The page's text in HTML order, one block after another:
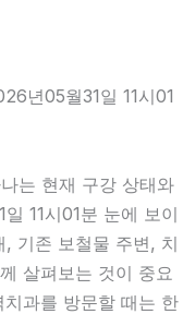
년05월31일 11시01
는 현재 구강 상태와
11시01분 눈에 보이
기존 보철물 주변, 치
살펴보는 것이 중요
과를 방문할 때는 한